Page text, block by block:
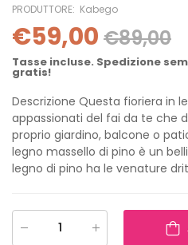
PRODUTTORE: Kabego
€59,00 €89,00
Tasse incluse. Spedizione
gratis!
Descrizione Questa fioriera in
appassionati del fai da te che
proprio giardino, balcone o
legno massello di pino è un
legno di pino ha le venature